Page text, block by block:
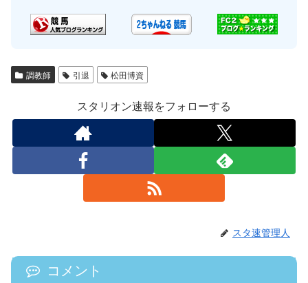
調教師 引退 松田博資
スタリオン速報をフォローする
スタ速管理人
コメント